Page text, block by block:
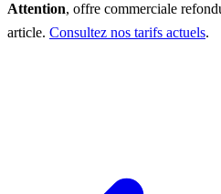
Attention, offre commerciale
article. Consultez nos tarifs actuels.